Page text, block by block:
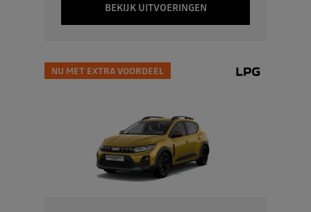
BEKIJK UITVOERINGEN
NU MET EXTRA VOORDEEL